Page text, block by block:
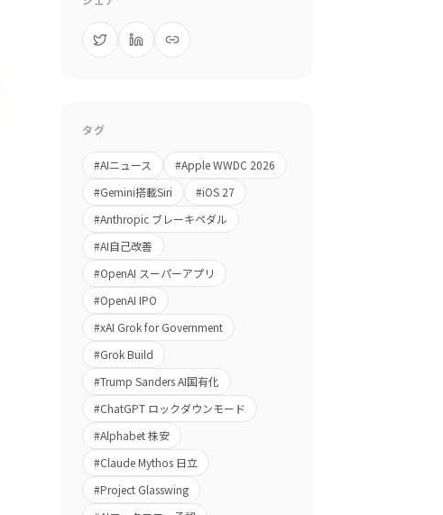
タグ
#AIニュース #Apple WWDC 2026
#Gemini搭載Siri #iOS 27
#Anthropic ブレーキペダル
#AI自己改善
#OpenAI スーパーアプリ
#OpenAI IPO
#xAI Grok for Government
#Grok Build
#Trump Sanders AI国有化
#ChatGPT ロックダウンモード
#Alphabet 株安
#Claude Mythos 日立
#Project Glasswing